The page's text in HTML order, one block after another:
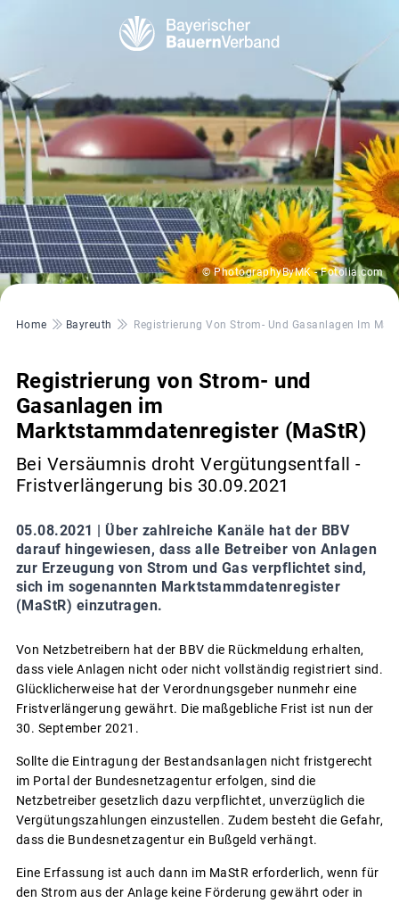
© PhotographyByMK - Fotolia.com
Pfadnavigation
Home Bayreuth Registrierung Von Strom- Und Gasanlagen Im
Registrierung von Strom- und
Gasanlagen im
Marktstammdatenregister (MaStR)
Bei Versäumnis droht Vergütungsentfall -
Fristverlängerung bis 30.09.2021
05.08.2021 | Über zahlreiche Kanäle hat der BBV
darauf hingewiesen, dass alle Betreiber von Anlagen
zur Erzeugung von Strom und Gas verpflichtet sind,
sich im sogenannten Marktstammdatenregister
(MaStR) einzutragen.
Von Netzbetreibern hat der BBV die Rückmeldung erhalten,
dass viele Anlagen nicht oder nicht vollständig registriert sind.
Glücklicherweise hat der Verordnungsgeber nunmehr eine
Fristverlängerung gewährt. Die maßgebliche Frist ist nun der
30. September 2021.
Sollte die Eintragung der Bestandsanlagen nicht fristgerecht
im Portal der Bundesnetzagentur erfolgen, sind die
Netzbetreiber gesetzlich dazu verpflichtet, unverzüglich die
Vergütungszahlungen einzustellen. Zudem besteht die Gefahr,
dass die Bundesnetzagentur ein Bußgeld verhängt.
Eine Erfassung ist auch dann im MaStR erforderlich, wenn für
den Strom aus der Anlage keine Förderung gewährt oder in